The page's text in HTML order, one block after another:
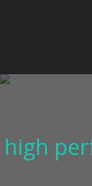
high